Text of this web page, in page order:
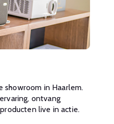
showroom in Haarlem.
ontvang
live in actie.